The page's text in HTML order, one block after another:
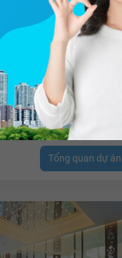
Chí Minh
Tổng diện tích:
Tổng quan dự án